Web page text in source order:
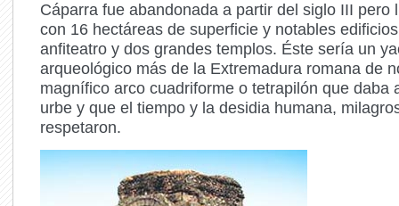
Cáparra fue abandonada a partir del siglo III pero
con 16 hectáreas de superficie y notables
anfiteatro y dos grandes templos. Éste sería un
arqueológico más de la Extremadura romana de
magnífico arco cuadriforme o tetrapilón que daba
urbe y que el tiempo y la desidia humana,
respetaron.